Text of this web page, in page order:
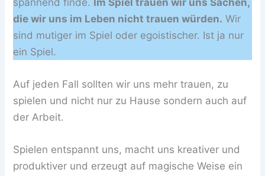
die wir uns im Leben nicht trauen würden. Wir
sind mutiger im Spiel oder egoistischer. Ist ja nur
ein Spiel.
Auf jeden Fall sollten wir uns mehr trauen, zu
spielen und nicht nur zu Hause sondern auch auf
der Arbeit.
Spielen entspannt uns, macht uns kreativer und
produktiver und erzeugt auf magische Weise ein